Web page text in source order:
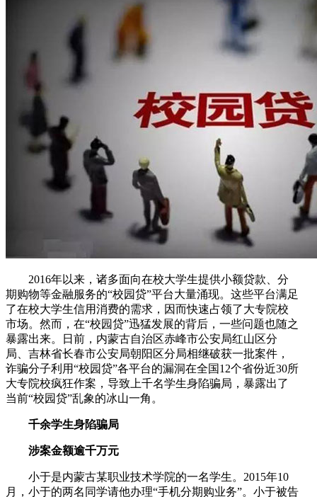
2016年以来，诸多面向在校大学生提供小额贷款、分
期购物等金融服务的“校园贷”平台大量涌现。这些平台满足
了在校大学生信用消费的需求，因而快速占领了大专院校
市场。然而，在“校园贷”迅猛发展的背后，一些问题也随之
暴露出来。日前，内蒙古自治区赤峰市公安局红山区分
局、吉林省长春市公安局朝阳区分局相继破获一批案件，
诈骗分子利用“校园贷”各平台的漏洞在全国12个省份近30所
大专院校疯狂作案，导致上千名学生身陷骗局，暴露出了
当前“校园贷”乱象的冰山一角。
千余学生身陷骗局
涉案金额逾千万元
小于是内蒙古某职业技术学院的一名学生。2015年10
月，小于的两名同学请他办理“手机分期购业务”。小于被告